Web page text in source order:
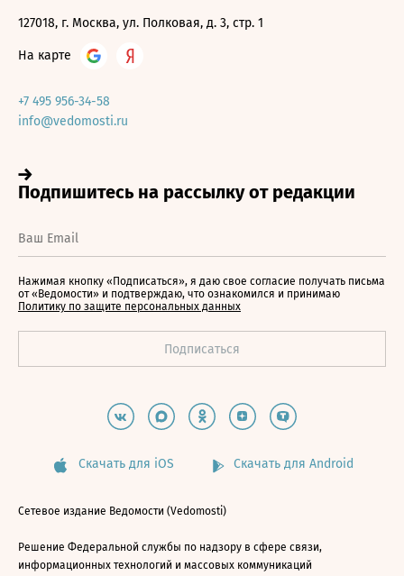
127018, г. Москва, ул. Полковая, д. 3, стр. 1
На карте
+7 495 956-34-58
info@vedomosti.ru
Нажимая кнопку «Подписаться», я даю свое согласие получать письма
от «Ведомости» и подтверждаю, что ознакомился и принимаю
Политику по защите персональных данных
Скачать для iOS Скачать для Android
Сетевое издание Ведомости (Vedomosti)
Решение Федеральной службы по надзору в сфере связи,
информационных технологий и массовых коммуникаций